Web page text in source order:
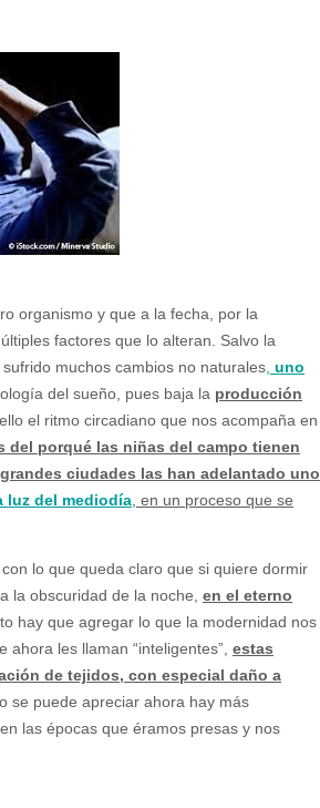
organismo y que a la fecha, por la
factores que lo alteran. Salvo la
muchos cambios no naturales, uno
del sueño, pues baja la producción
el ritmo circadiano que nos acompaña en
del porqué las niñas del campo tienen
ciudades las han adelantado uno
luz del mediodía, en un proceso que se
lo que queda claro que si quiere dormir
la obscuridad de la noche, en el eterno
hay que agregar lo que la modernidad nos
les llaman “inteligentes”, estas
de tejidos, con especial daño a
se puede apreciar ahora hay más
las épocas que éramos presas y nos